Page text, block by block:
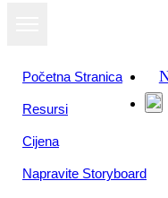
Početna Stranica
Resursi
Cijena
Napravite Storyboard